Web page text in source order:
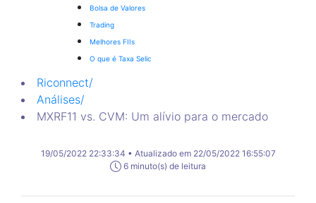
Bolsa de Valores
Trading
Melhores FIIs
O que é Taxa Selic
Riconnect/
Análises/
MXRF11 vs. CVM: Um alívio para o mercado
19/05/2022 22:33:34 • Atualizado em 22/05/2022 16:55:07
6 minuto(s) de leitura